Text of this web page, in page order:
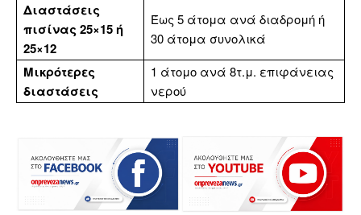
Διαστάσεις
πισίνας 25×15 ή
25×12
Έως 5 άτομα ανά διαδρομή ή
30 άτομα συνολικά
Μικρότερες
διαστάσεις
1 άτομο ανά 8τ.μ. επιφάνειας
νερού